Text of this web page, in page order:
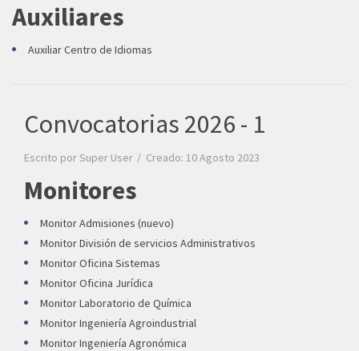
Auxiliares
Auxiliar Centro de Idiomas
Convocatorias 2026 - 1
Escrito porSuper User Creado: 10 Agosto 2023
Monitores
Monitor Admisiones (nuevo)
Monitor División de servicios Administrativos
Monitor Oficina Sistemas
Monitor Oficina Jurídica
Monitor Laboratorio de Química
Monitor Ingeniería Agroindustrial
Monitor Ingeniería Agronómica